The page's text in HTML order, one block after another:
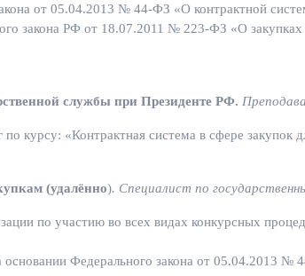
от 05.04.2013 № 44-ФЗ «О контрактной
закона РФ от 18.07.2011 № 223-ФЗ «О
службы при Президенте РФ.
по курсу: «Контрактная система в сфере
(удалённо). Специалист по
по участию во всех видах конкурсных
Федерального закона от 05.04.2013 №